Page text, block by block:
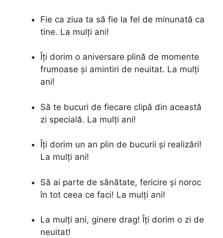
Fie ca ziua ta să fie la fel de minunată ca
tine. La mulți ani!
Îți dorim o aniversare plină de momente
frumoase și amintiri de neuitat. La mulți
ani!
Să te bucuri de fiecare clipă din această
zi specială. La mulți ani!
Îți dorim un an plin de bucurii și realizări!
La mulți ani!
Să ai parte de sănătate, fericire și noroc
în tot ceea ce faci! La mulți ani!
La mulți ani, ginere drag! Îți dorim o zi de
neuitat!